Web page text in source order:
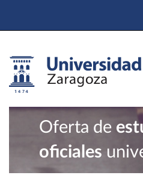
Oferta de
oficiales